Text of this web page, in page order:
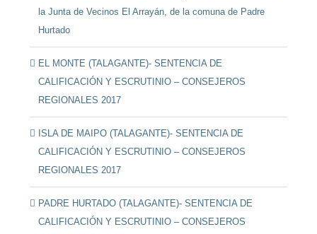
la Junta de Vecinos El Arrayán, de la comuna de Padre
Hurtado
EL MONTE (TALAGANTE)- SENTENCIA DE
CALIFICACIÓN Y ESCRUTINIO – CONSEJEROS
REGIONALES 2017
ISLA DE MAIPO (TALAGANTE)- SENTENCIA DE
CALIFICACIÓN Y ESCRUTINIO – CONSEJEROS
REGIONALES 2017
PADRE HURTADO (TALAGANTE)- SENTENCIA DE
CALIFICACIÓN Y ESCRUTINIO – CONSEJEROS